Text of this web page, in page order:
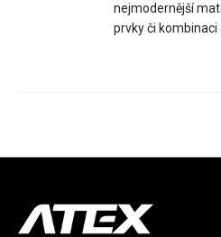
nejmodernější
prvky či kombinaci